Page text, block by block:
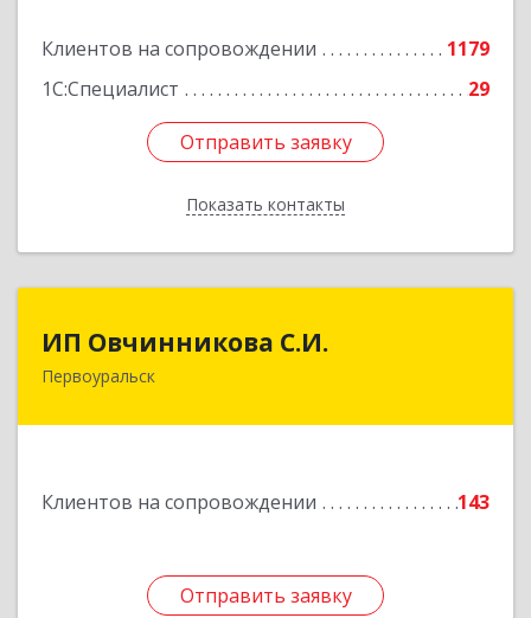
Клиентов на сопровождении
1179
1С:Специалист
29
Отправить заявку
Показать контакты
Отправить заявку
Назад
ИП Овчинникова С.И.
Первоуральск
Клиентов на сопровождении 143
Отправить заявку
623119, Свердловская обл, Первоуральск г,
Отправить заявку